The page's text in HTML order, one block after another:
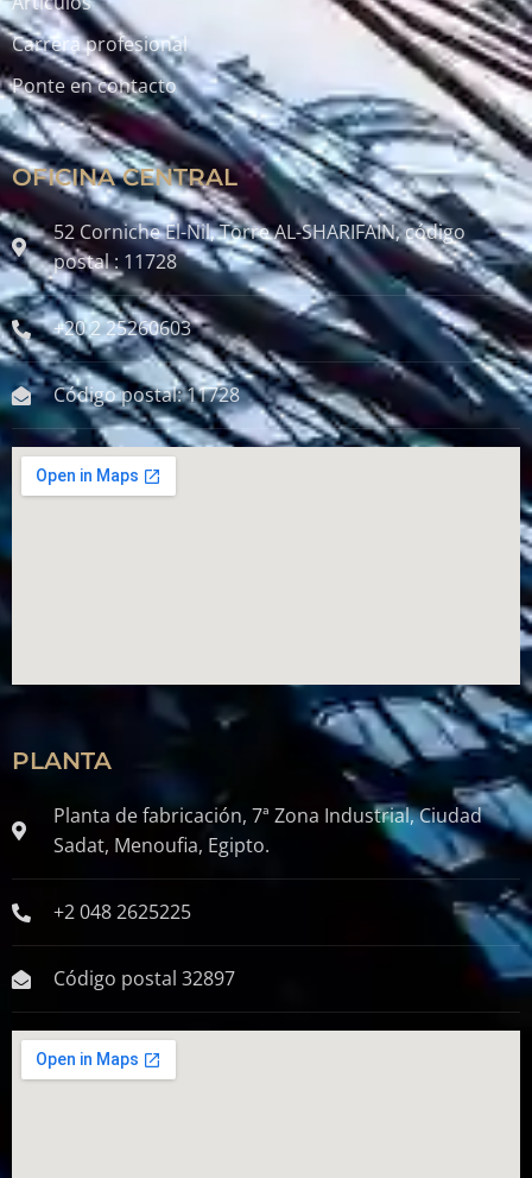
Carrera profesional
Ponte en contacto
OFICINA CENTRAL
52 Corniche El-Nil, Torre AL-SHARIFAIN, código
postal : 11728
+20 2 25260603
Código postal: 11728
PLANTA
Planta de fabricación, 7ª Zona Industrial, Ciudad
Sadat, Menoufia, Egipto.
+2 048 2625225
Código postal 32897